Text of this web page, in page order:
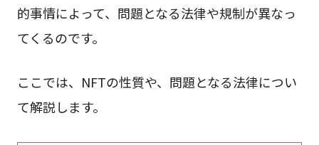
的事情によって、問題となる法律や規制が異なっ
てくるのです。
ここでは、NFTの性質や、問題となる法律につい
て解説します。